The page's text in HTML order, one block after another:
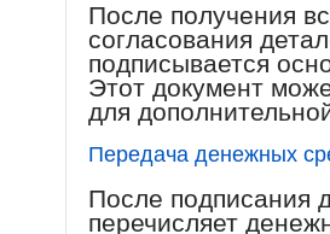
После получения
согласования
подписывается
Этот документ
для
Передача денежных
После подписания
перечисляет